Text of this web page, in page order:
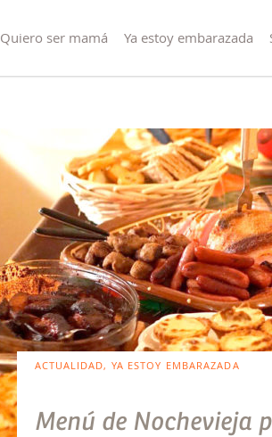
Quiero ser mamá Ya estoy embarazada
ACTUALIDAD, YA ESTOY EMBARAZADA
Menú de Nochevieja